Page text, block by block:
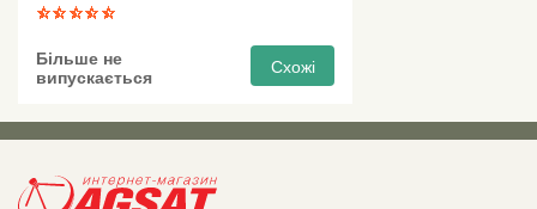
Більше не
випускається
Схожі